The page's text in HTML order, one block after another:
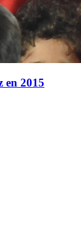
en 2015